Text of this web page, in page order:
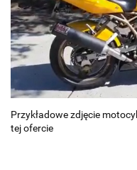
Przykładowe zdjęcie
tej ofercie